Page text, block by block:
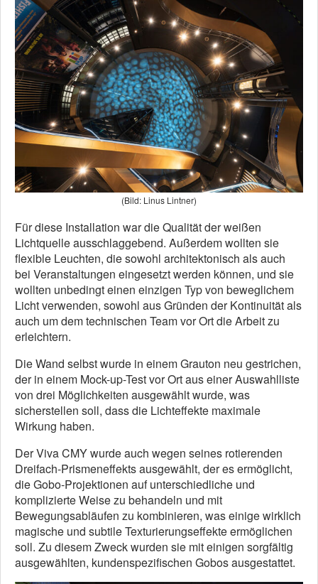
(Bild: Linus Lintner)
Für diese Installation war die Qualität der weißen
Lichtquelle ausschlaggebend. Außerdem wollten sie
flexible Leuchten, die sowohl architektonisch als auch
bei Veranstaltungen eingesetzt werden können, und sie
wollten unbedingt einen einzigen Typ von beweglichem
Licht verwenden, sowohl aus Gründen der Kontinuität als
auch um dem technischen Team vor Ort die Arbeit zu
erleichtern.
Die Wand selbst wurde in einem Grauton neu gestrichen,
der in einem Mock-up-Test vor Ort aus einer Auswahlliste
von drei Möglichkeiten ausgewählt wurde, was
sicherstellen soll, dass die Lichteffekte maximale
Wirkung haben.
Der Viva CMY wurde auch wegen seines rotierenden
Dreifach-Prismeneffekts ausgewählt, der es ermöglicht,
die Gobo-Projektionen auf unterschiedliche und
komplizierte Weise zu behandeln und mit
Bewegungsabläufen zu kombinieren, was einige wirklich
magische und subtile Texturierungseffekte ermöglichen
soll. Zu diesem Zweck wurden sie mit einigen sorgfältig
ausgewählten, kundenspezifischen Gobos ausgestattet.